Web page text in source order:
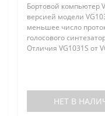
Бортовой компьютер
версией модели
меньшее число
голосового
Отличия VG1031S от
НЕТ В